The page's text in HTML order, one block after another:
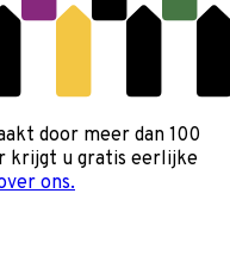
door meer dan 100
krijgt u gratis eerlijke
ons.